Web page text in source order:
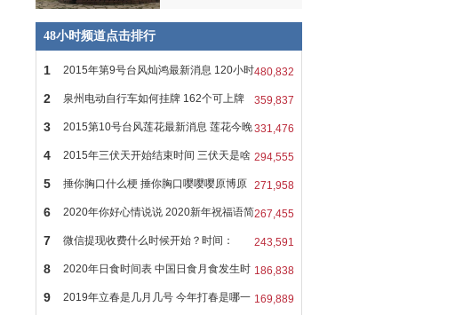
48小时频道点击排行
480,832
1 2015年第9号台风灿鸿最新消息 120小时
359,837
2 泉州电动自行车如何挂牌 162个可上牌
合 331,476
3 2015第10号台风莲花最新消息 莲花今晚
294,555
4 2015年三伏天开始结束时间 三伏天是啥
271,958
5 捶你胸口什么梗 捶你胸口嘤嘤嘤原博原
267,455
6 2020年你好心情说说 2020新年祝福语简
243,591
7 微信提现收费什么时候开始？时间：
2016 186,838
8 2020年日食时间表 中国日食月食发生时
169,889
9 2019年立春是几月几号 今年打春是哪一